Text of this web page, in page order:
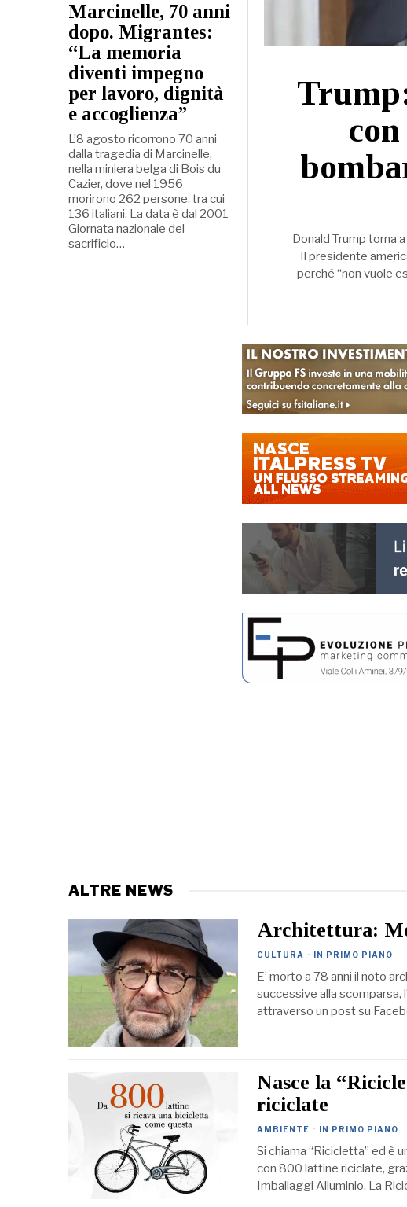
Marcinelle, 70 anni
dopo. Migrantes:
“La memoria
diventi impegno
per lavoro, dignità
e accoglienza”
L’8 agosto ricorrono 70 anni
dalla tragedia di Marcinelle,
nella miniera belga di Bois du
Cazier, dove nel 1956
morirono 262 persone, tra cui
136 italiani. La data è dal 2001
Giornata nazionale del
sacrificio…
Donald Trump torna
Il presidente
perché “non vuole
ALTRE NEWS
Architettura:
CULTURA · IN PRIMO PIANO
E’ morto a 78 anni il noto
successive alla scomparsa,
attraverso un post su
Nasce la
riciclate
AMBIENTE · IN PRIMO PIANO
Si chiama “Ricicletta” ed è
con 800 lattine riciclate,
Imballaggi Alluminio. La